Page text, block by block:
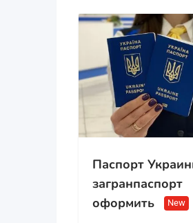
Паспорт
загранпаспорт
оформить
New